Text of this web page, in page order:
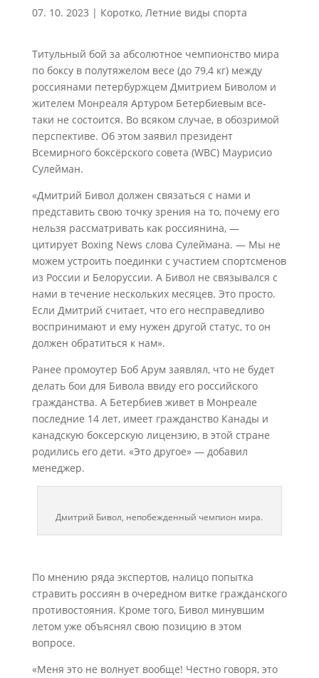
07. 10. 2023 | Коротко, Летние виды спорта
Титульный бой за абсолютное чемпионство мира
по боксу в полутяжелом весе (до 79,4 кг) между
россиянами петербуржцем Дмитрием Биволом и
жителем Монреаля Артуром Бетербиевым все-
таки не состоится. Во всяком случае, в обозримой
перспективе. Об этом заявил президент
Всемирного боксёрского совета (WBC) Маурисио
Сулейман.
«Дмитрий Бивол должен связаться с нами и
представить свою точку зрения на то, почему его
нельзя рассматривать как россиянина, —
цитирует Boxing News слова Сулеймана. — Мы не
можем устроить поединки с участием спортсменов
из России и Белоруссии. А Бивол не связывался с
нами в течение нескольких месяцев. Это просто.
Если Дмитрий считает, что его несправедливо
воспринимают и ему нужен другой статус, то он
должен обратиться к нам».
Ранее промоутер Боб Арум заявлял, что не будет
делать бои для Бивола ввиду его российского
гражданства. А Бетербиев живет в Монреале
последние 14 лет, имеет гражданство Канады и
канадскую боксерскую лицензию, в этой стране
родились его дети. «Это другое» — добавил
менеджер.
Дмитрий Бивол, непобежденный чемпион мира.
По мнению ряда экспертов, налицо попытка
стравить россиян в очередном витке гражданского
противостояния. Кроме того, Бивол минувшим
летом уже объяснял свою позицию в этом
вопросе.
«Меня это не волнует вообще! Честно говоря, это